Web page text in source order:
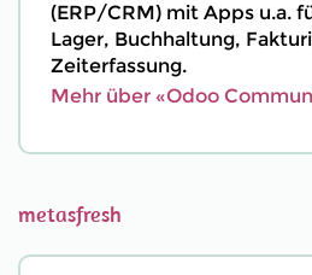
(ERP/CRM) mit Apps u.a.
Lager, Buchhaltung,
Zeiterfassung.
Mehr über «Odoo
metasfresh